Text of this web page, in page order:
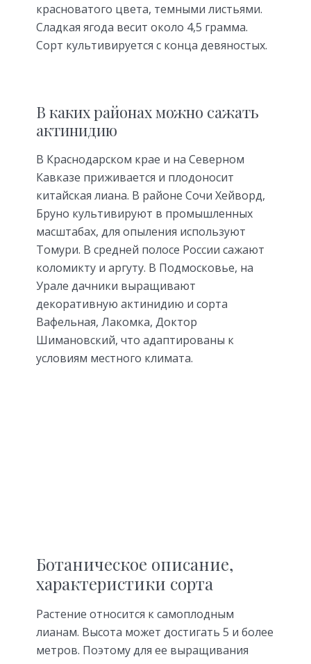
красноватого цвета, темными листьями.
Сладкая ягода весит около 4,5 грамма.
Сорт культивируется с конца девяностых.
В каких районах можно сажать
актинидию
В Краснодарском крае и на Северном
Кавказе приживается и плодоносит
китайская лиана. В районе Сочи Хейворд,
Бруно культивируют в промышленных
масштабах, для опыления используют
Томури. В средней полосе России сажают
коломикту и аргуту. В Подмосковье, на
Урале дачники выращивают
декоративную актинидию и сорта
Вафельная, Лакомка, Доктор
Шимановский, что адаптированы к
условиям местного климата.
Ботаническое описание,
характеристики сорта
Растение относится к самоплодным
лианам. Высота может достигать 5 и более
метров. Поэтому для ее выращивания